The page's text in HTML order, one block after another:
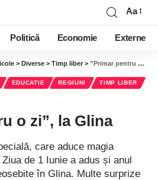
Aa
Politică Economie Externe
> Diverse > Timp liber > ”Primar pentru o zi”, la Glina
EDUCATIE REGIUNI TIMP LIBER
o zi”, la Glina
care aduce magia
de 1 Iunie a adus și anul
în Glina. Multe surprize